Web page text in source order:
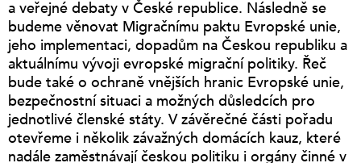
a veřejné debaty v České republice. Následně se
budeme věnovat Migračnímu paktu Evropské unie,
jeho implementaci, dopadům na Českou republiku a
aktuálnímu vývoji evropské migrační politiky. Řeč
bude také o ochraně vnějších hranic Evropské unie,
bezpečnostní situaci a možných důsledcích pro
jednotlivé členské státy. V závěrečné části pořadu
otevřeme i několik závažných domácích kauz, které
nadále zaměstnávají českou politiku i orgány činné v